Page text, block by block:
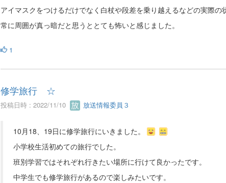
アイマスクをつけるだけでなく白杖や段差を乗り越えるなどの実際
常に周囲が真っ暗だと思うととても怖いと感じました。
1
修学旅行 ☆
投稿日時 : 2022/11/10 放送情報委員３
10月18、19日に修学旅行にいきました。
小学校生活初めての旅行でした。
班別学習ではそれぞれ行きたい場所に行けて良かったです。
中学生でも修学旅行があるので楽しみたいです。